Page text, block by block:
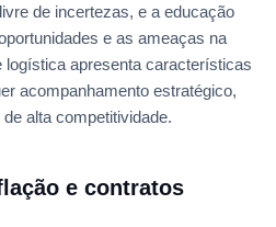
de incertezas, e a educação
e as ameaças na
apresenta características
acompanhamento estratégico,
alta competitividade.
e contratos